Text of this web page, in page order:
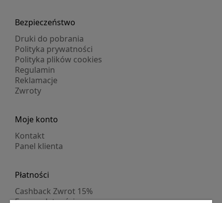
Bezpieczeństwo
Druki do pobrania
Polityka prywatności
Polityka plików cookies
Regulamin
Reklamacje
Zwroty
Moje konto
Kontakt
Panel klienta
Płatności
Cashback Zwrot 15%